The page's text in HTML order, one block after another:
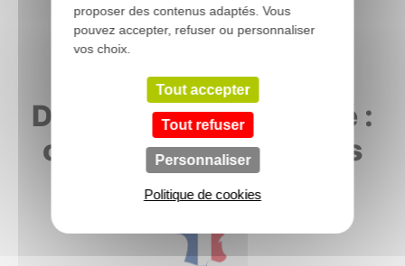
Des fenêtres de qualité :
certifications et labels
proposer des contenus adaptés. Vous
pouvez accepter, refuser ou personnaliser
vos choix.
Tout accepter
Tout refuser
Personnaliser
Politique de cookies